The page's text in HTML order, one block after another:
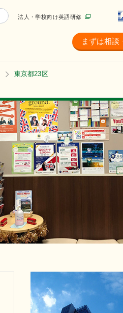
法人・学校向け英語研修
まずは相談
東京都23区